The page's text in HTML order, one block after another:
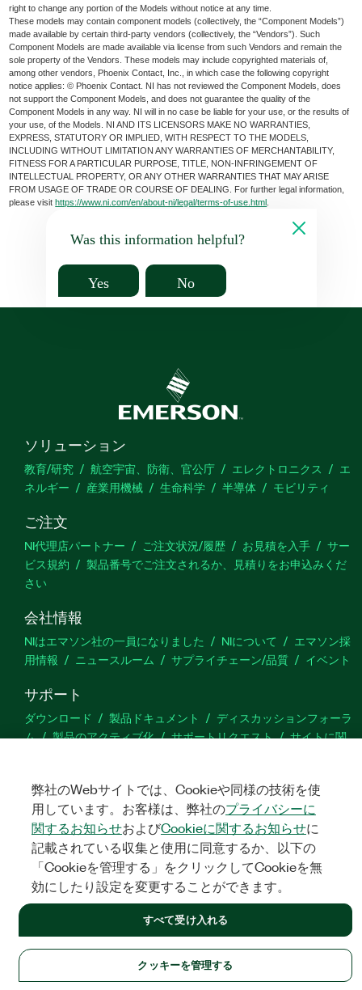
right to change any portion of the Models without notice at any time.
These models may contain component models (collectively, the “Component Models”)
made available by certain third-party vendors (collectively, the “Vendors”). Such
Component Models are made available via license from such Vendors and remain the
sole property of the Vendors. These models may include copyrighted materials of,
among other vendors, Phoenix Contact, Inc., in which case the following copyright
notice applies: © Phoenix Contact. NI has not reviewed the Component Models, does
not support the Component Models, and does not guarantee the quality of the
Component Models in any way. NI will in no case be liable for your use, or the results of
your use, of the Models. NI AND ITS LICENSORS MAKE NO WARRANTIES,
EXPRESS, STATUTORY OR IMPLIED, WITH RESPECT TO THE MODELS,
INCLUDING WITHOUT LIMITATION ANY WARRANTIES OF MERCHANTABILITY,
FITNESS FOR A PARTICULAR PURPOSE, TITLE, NON-INFRINGEMENT OF
INTELLECTUAL PROPERTY, OR ANY OTHER WARRANTIES THAT MAY ARISE
FROM USAGE OF TRADE OR COURSE OF DEALING. For further legal information,
please visithttps://www.ni.com/en/about-ni/legal/terms-of-use.html
Was this information helpful?
Yes No
ソリューション
教育/研究 航空宇宙、防衛、官公庁 エレクトロニクス
エ
ネルギー
産業用機械 生命科学 半導体 モビリティ
ご注文
NI代理店パートナー ご注文状況/履歴 お見積を入手
サー
ビス規約
製品番号でご注文されるか、見積りをお申込みくだ
さい
会社情報
NIはエマソン社の一員になりました NIについて
エマソン採
用情報
ニュースルーム サプライチェーン/品質 イベント
サポート
ダウンロード 製品ドキュメント
ディスカッションフォーラ
ム
製品のアクティブ化 サポートリクエスト
サイトに関
TwitterYouTube
法令関連情報|IMPRINT|プライバシー|クッキーを管理する
NATIONAL INSTRUMENTS CORP. ALL RIGHTS RESERVED.
弊社のWebサイトでは、Cookieや同様の技術を使
用しています。お客様は、弊社のプライバシーに
関するお知らせおよびCookieに関するお知らせに
記載されている収集と使用に同意するか、以下の
「Cookieを管理する」をクリックしてCookieを無
効にしたり設定を変更することができます。
クッキーを管理する
すべて受け入れる